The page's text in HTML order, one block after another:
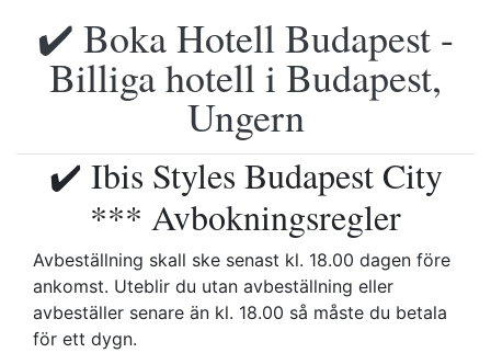
✔️ Boka Hotell Budapest -
Billiga hotell i Budapest,
Ungern
✔️ Ibis Styles Budapest City
*** Avbokningsregler
Avbeställning skall ske senast kl. 18.00 dagen före
ankomst. Uteblir du utan avbeställning eller
avbeställer senare än kl. 18.00 så måste du betala
för ett dygn.